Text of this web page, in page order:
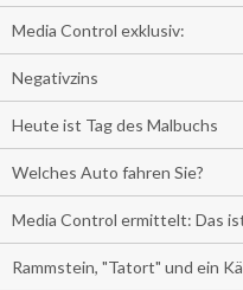
Media Control exklusiv:
Negativzins
Heute ist Tag des Malbuchs
Welches Auto fahren Sie?
Media Control ermittelt: Das
Rammstein, "Tatort" und ein